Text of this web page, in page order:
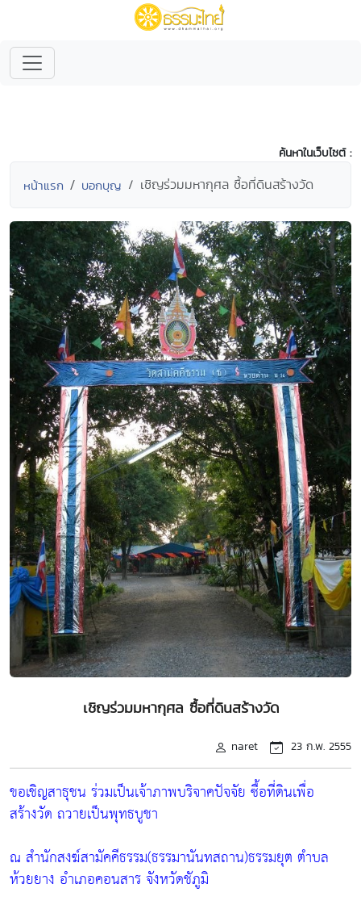
ค้นหาในเว็บไซต์ :
หน้าแรก บอกบุญ เชิญร่วมมหากุศล ซื้อที่ดินสร้างวัด
เชิญร่วมมหากุศล ซื้อที่ดินสร้างวัด
naret 23 ก.พ. 2555
ขอเชิญสาธุชน ร่วมเป็นเจ้าภาพบริจาคปัจจัย ซื้อที่ดินเพื่อ
สร้างวัด ถวายเป็นพุทธบูชา
ณ สำนักสงฆ์สามัคคีธรรม(ธรรมานันทสถาน)ธรรมยุต ตำบล
ห้วยยาง อำเภอคอนสาร จังหวัดชัภูมิ